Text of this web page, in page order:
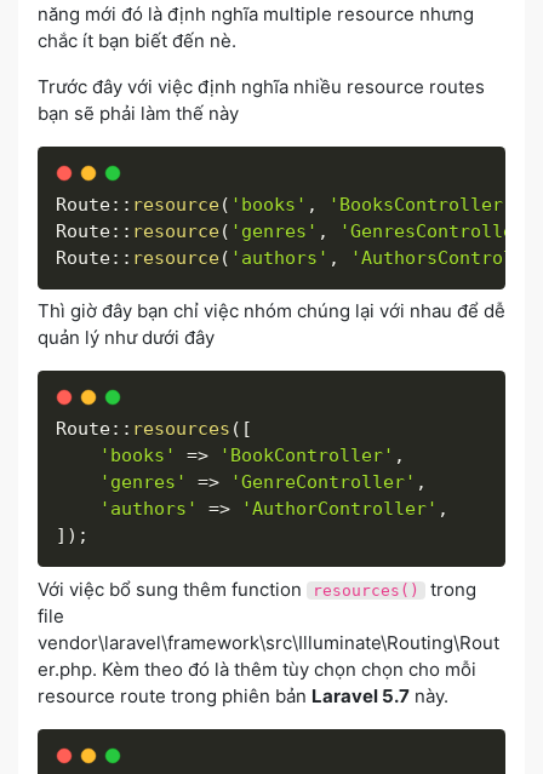
năng mới đó là định nghĩa multiple resource nhưng
chắc ít bạn biết đến nè.
Trước đây với việc định nghĩa nhiều resource routes
bạn sẽ phải làm thế này
Route: : resource( 'books' , 'BooksController'
Route: : resource( 'genres' , 'GenresController'
Route: : resource( 'authors' ,
Thì giờ đây bạn chỉ việc nhóm chúng lại với nhau để dễ
quản lý như dưới đây
Route: : resources ( [
'books'
=> 'BookController' ,
'genres'
=> 'GenreController' ,
'authors'
=> 'AuthorController' ,
] ) ;
Với việc bổ sung thêm function resources()
trong
file
vendor\laravel\framework\src\Illuminate\Routing\Rout
er.php. Kèm theo đó là thêm tùy chọn chọn cho mỗi
resource route trong phiên bản Laravel 5.7 này.